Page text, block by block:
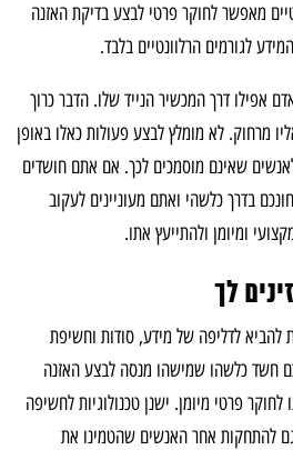
מאפשר לחוקר פרטי לבצע בדיקת האזנה
לגורמים הרלוונטיים בלבד.
אפילו דרך המכשיר הנייד שלו. הדבר כרוך
מרחוק. לא מומלץ לבצע פעולות כאלו באופן
שאינם מוסמכים לכך. אם אתם חושדים
בדרך כלשהי ואתם מעוניינים לעקוב
ומיומן ולהתייעץ אתו.
לך
להביא לדליפה של מידע, סודות וחשיפת
חשד כלשהו שמישהו מנסה לבצע האזנה
פרטי מיומן. ישנן טכנולוגיות לחשיפה
להתחקות אחר האנשים שהטמינו את